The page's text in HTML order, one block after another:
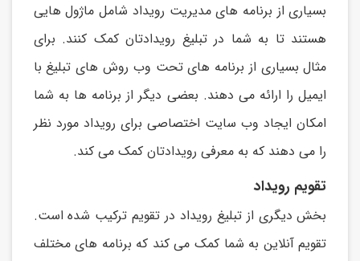
بسیاری از برنامه های مديريت رويداد شامل ماژول هايی
هستند تا به شما در تبلیغ رويدادتان کمک کنند. برای
مثال بسیاری از برنامه های تحت وب روش های تبلیغ با
ايمیل را ارائه می دهند. بعضی ديگر از برنامه ها به شما
امکان ايجاد وب سايت اختصاصی برای رويداد مورد نظر
را می دهند که به معرفی رويدادتان کمک می کند.
تقویم رویداد
بخش ديگری از تبلیغ رويداد در تقويم ترکیب شده است.
تقويم آنلاين به شما کمک می کند که برنامه های مختلف